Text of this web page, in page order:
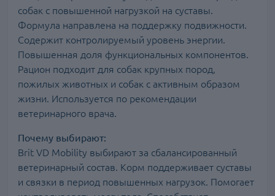
собак с повышенной нагрузкой на суставы.
Формула направлена на поддержку подвижности.
Содержит контролируемый уровень энергии.
Повышенная доля функциональных компонентов.
Рацион подходит для собак крупных пород,
пожилых животных и собак с активным образом
жизни. Используется по рекомендации
ветеринарного врача.
Почему выбирают:
Brit VD Mobility выбирают за сбалансированный
ветеринарный состав. Корм поддерживает суставы
и связки в период повышенных нагрузок. Помогает